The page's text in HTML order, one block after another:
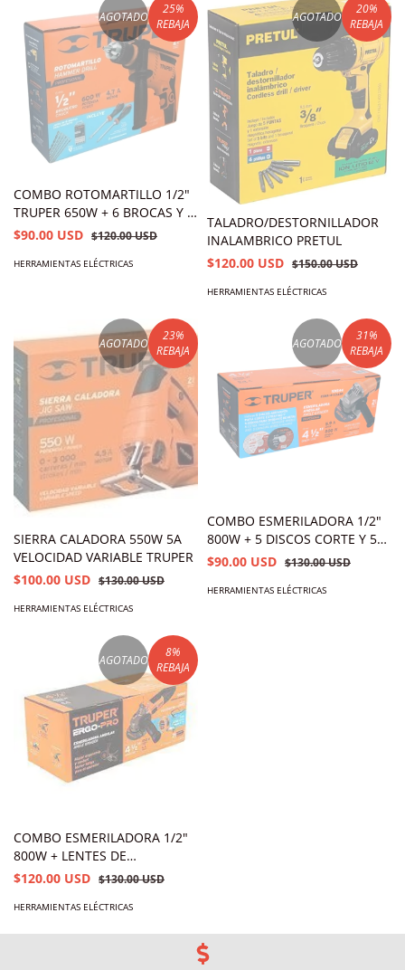
AGOTADO
25%
REBAJA
COMBO ROTOMARTILLO 1/2"
TRUPER 650W + 6 BROCAS Y 2
DESARMADORES
$90.00 USD $120.00 USD
HERRAMIENTAS ELÉCTRICAS
AGOTADO
20%
REBAJA
TALADRO/DESTORNILLADOR
INALAMBRICO PRETUL
$120.00 USD $150.00 USD
HERRAMIENTAS ELÉCTRICAS
AGOTADO
23%
REBAJA
SIERRA CALADORA 550W 5A
VELOCIDAD VARIABLE TRUPER
$100.00 USD $130.00 USD
HERRAMIENTAS ELÉCTRICAS
AGOTADO
31%
REBAJA
COMBO ESMERILADORA 1/2"
800W + 5 DISCOS CORTE Y 5
DESBASTES
$90.00 USD $130.00 USD
HERRAMIENTAS ELÉCTRICAS
AGOTADO
8%
REBAJA
COMBO ESMERILADORA 1/2"
800W + LENTES DE
SEGURIDAD Y FLEXOMETRO
$120.00 USD $130.00 USD
HERRAMIENTAS ELÉCTRICAS